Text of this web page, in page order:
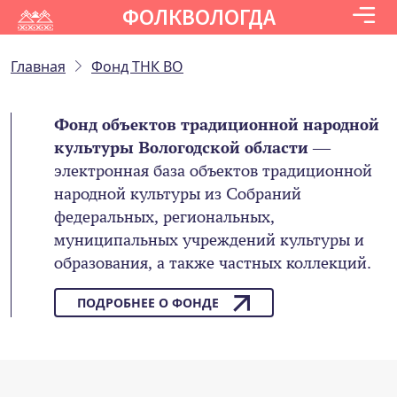
ФОЛКВОЛОГДА
Главная Фонд ТНК ВО
Фонд объектов традиционной народной
культуры Вологодской области—
электронная база объектов традиционной
народной культуры из Собраний
федеральных, региональных,
муниципальных учреждений культуры и
образования, а также частных коллекций.
ПОДРОБНЕЕ О ФОНДЕ